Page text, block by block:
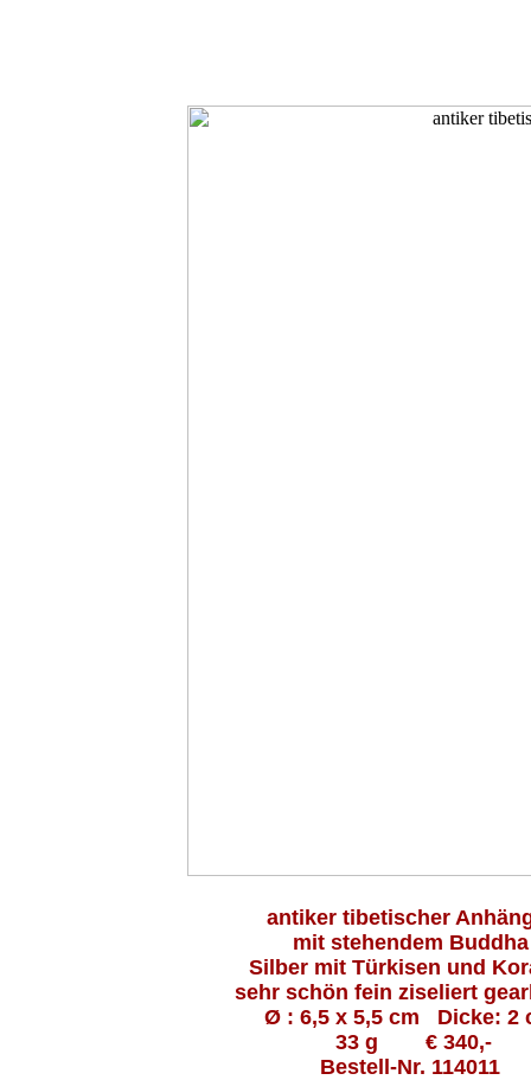
antiker tibetischer
mit stehendem Buddha
Silber mit Türkisen und
sehr schön fein ziseliert
Ø : 6,5 x 5,5 cm Dicke: 2
33 g € 340,-
Bestell-Nr. 114011